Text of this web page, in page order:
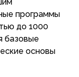
программы
до 1000
базовые
основы